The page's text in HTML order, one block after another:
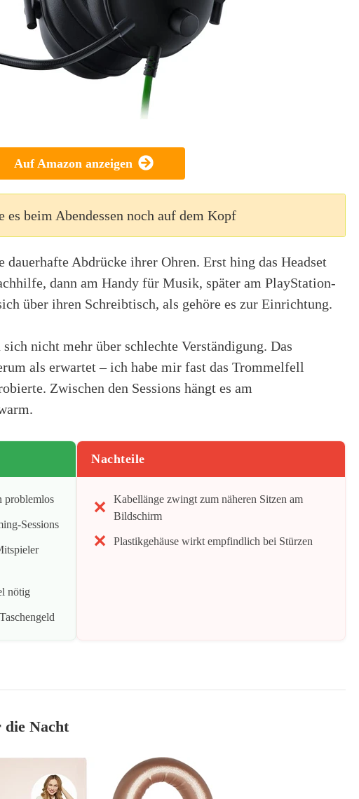
Auf Amazon anzeigen
es beim Abendessen noch auf dem Kopf
Abdrücke ihrer Ohren. Erst hing das Headset
dann am Handy für Musik, später am PlayStation-
über ihren Schreibtisch, als gehöre es zur Einrichtung.
nicht mehr über schlechte Verständigung. Das
als erwartet – ich habe mir fast das Trommelfell
Zwischen den Sessions hängt es am
problemlos
Sessions
nötig
Nachteile
Kabellänge zwingt zum näheren Sitzen am
Bildschirm
Plastikgehäuse wirkt empfindlich bei Stürzen
Nacht